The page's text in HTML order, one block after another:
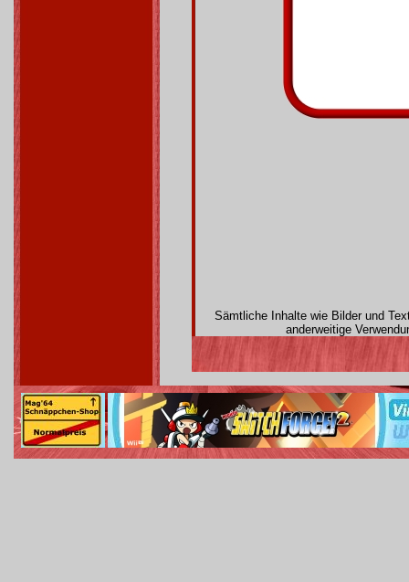
Sämtliche Inhalte wie Bilder und
anderweitige